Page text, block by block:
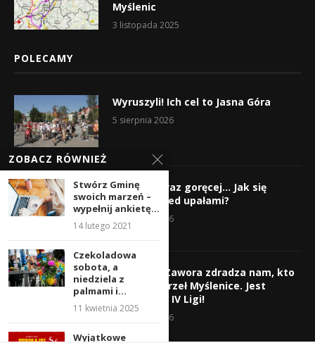
Myślenic
3 listopada 2025
POLECAMY
Wyruszyli! Ich cel to Jasna Góra
5 sierpnia 2026
Gorąco, coraz goręcej… Jak się
chronić przed upałami?
4 sierpnia 2026
Krzysztof Zawora zdradza nam, kto
wzmocni Orzeł Myślenice. Jest
nazwisko z IV Ligi!
3 sierpnia 2026
ZOBACZ RÓWNIEŻ
Stwórz Gminę
swoich marzeń –
wypełnij ankietę...
14 lutego 2021
Czekoladowa
sobota, a
niedziela z
palmami i...
11 kwietnia 2025
Wyjątkowe